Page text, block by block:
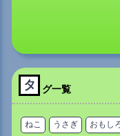
タ グ一覧
ねこ うさぎ おもし